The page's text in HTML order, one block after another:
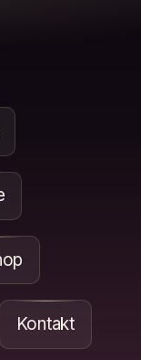
Kontakt